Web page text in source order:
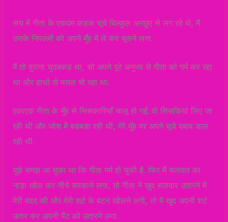
सच में गीता के एकदम कड़क चूचे बिल्कुल अनछुए से लग रहे थे, मैं
उसके निपल्लों को अपने मुँह में ले कर चूसने लगा.
मैं तो पुराना चुदक्कड़ था, सो अपने पूरे अनुभव से गीता को गर्म कर रहा
था और हाथों से मसल भी रहा था.
एकाएक गीता के मुँह से सिसकारियाँ चालू हो गईं. वो सिसकियां लिए जा
रही थी और जोश में बडबडा रही थी, मेरे मुँह पर अपने चूचे दबाव डाल
रही थी.
मुझे समझ आ चुका था कि गीता गर्म हो चुकी है. फिर मैं सलवार का
नाड़ा खोल कर नीचे सरकाने लगा, तो गीता ने खुद सलवार उतारने में
मेरी मदद की और मेरी शर्ट के बटन खोलने लगी, तो मैं खुद अपनी शर्ट
उतार कर अपनी पैंट को उतारने लगा.